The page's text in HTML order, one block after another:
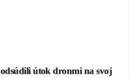
útok dronmi na svoj